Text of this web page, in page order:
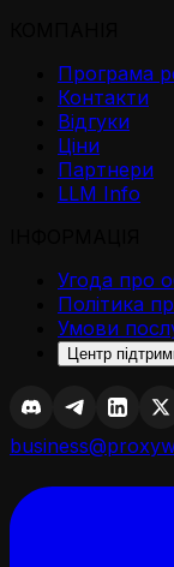
Програма
Контакти
Відгуки
Ціни
Партнери
LLM Info
Угода про
Політика
Умови
Центр